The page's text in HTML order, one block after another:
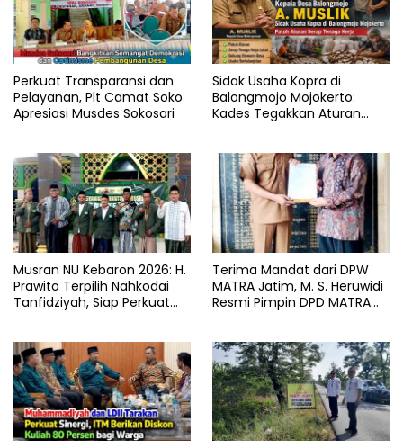
Perkuat Transparansi dan
Pelayanan, Plt Camat Soko
Apresiasi Musdes Sokosari
Sidak Usaha Kopra di
Balongmojo Mojokerto:
Kades Tegakkan Aturan
Musran NU Kebaron 2026: H.
Prawito Terpilih Nahkodai
Tanfidziyah, Siap Perkuat
Terima Mandat dari DPW
MATRA Jatim, M. S. Heruwidi
Resmi Pimpin DPD MATRA